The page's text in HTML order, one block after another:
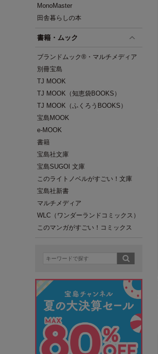
MonoMaster
田舎暮らしの本
書籍・ムック
ブランドムック®・マルチメディア
別冊宝島
TJ MOOK
TJ MOOK（知恵袋BOOKS）
TJ MOOK（ふくろうBOOKS）
宝島MOOK
e-MOOK
書籍
宝島社文庫
宝島SUGOI 文庫
このライトノベルがすごい！文庫
宝島社新書
マルチメディア
WLC（ワンダーランドコミックス）
このマンガがすごい！コミックス